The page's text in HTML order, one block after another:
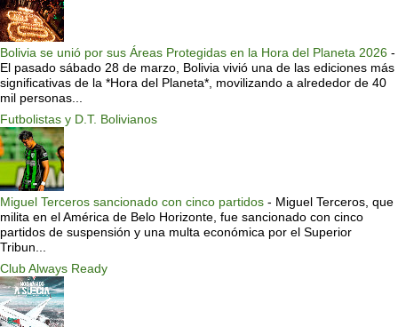
Bolivia se unió por sus Áreas Protegidas en la Hora del Planeta 2026 -
El pasado sábado 28 de marzo, Bolivia vivió una de las ediciones más
significativas de la *Hora del Planeta*, movilizando a alrededor de 40
mil personas...
Futbolistas y D.T. Bolivianos
Miguel Terceros sancionado con cinco partidos - Miguel Terceros, que
milita en el América de Belo Horizonte, fue sancionado con cinco
partidos de suspensión y una multa económica por el Superior
Tribun...
Club Always Ready